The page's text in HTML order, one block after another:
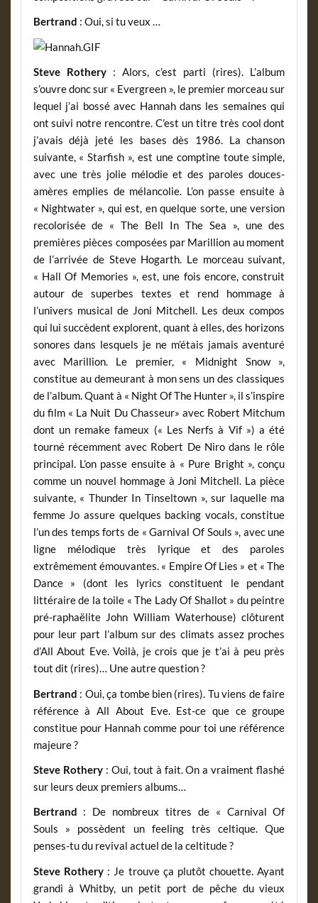
Bertrand : Oui, si tu veux …
Steve Rothery: Alors, c’est parti (rires). L’album
s’ouvre donc sur « Evergreen », le premier morceau sur
lequel j’ai bossé avec Hannah dans les semaines qui
ont suivi notre rencontre. C’est un titre très cool dont
j’avais déjà jeté les bases dès 1986. La chanson
suivante, « Starfish », est une comptine toute simple,
avec une très jolie mélodie et des paroles douces-
amères emplies de mélancolie. L’on passe ensuite à
« Nightwater », qui est, en quelque sorte, une version
recolorisée de « The Bell In The Sea », une des
premières pièces composées par Marillion au moment
de l’arrivée de Steve Hogarth. Le morceau suivant,
« Hall Of Memories », est, une fois encore, construit
autour de superbes textes et rend hommage à
l’univers musical de Joni Mitchell. Les deux compos
qui lui succèdent explorent, quant à elles, des horizons
sonores dans lesquels je ne m’étais jamais aventuré
avec Marillion. Le premier, « Midnight Snow »,
constitue au demeurant à mon sens un des classiques
de l’album. Quant à « Night Of The Hunter », il s’inspire
du film « La Nuit Du Chasseur» avec Robert Mitchum
dont un remake fameux (« Les Nerfs à Vif ») a été
tourné récemment avec Robert De Niro dans le rôle
principal. L’on passe ensuite à « Pure Bright », conçu
comme un nouvel hommage à Joni Mitchell. La pièce
suivante, « Thunder In Tinseltown », sur laquelle ma
femme Jo assure quelques backing vocals, constitue
l’un des temps forts de « Garnival Of Souls », avec une
ligne mélodique très lyrique et des paroles
extrêmement émouvantes. « Empire Of Lies » et « The
Dance » (dont les lyrics constituent le pendant
littéraire de la toile « The Lady Of Shallot » du peintre
pré-raphaëlite John William Waterhouse) clôturent
pour leur part l’album sur des climats assez proches
d’All About Eve. Voilà, je crois que je t’ai à peu près
tout dit (rires)… Une autre question ?
Bertrand : Oui, ça tombe bien (rires). Tu viens de faire
référence à All About Eve. Est-ce que ce groupe
constitue pour Hannah comme pour toi une référence
majeure ?
Steve Rothery: Oui, tout à fait. On a vraiment flashé
sur leurs deux premiers albums…
Bertrand : De nombreux titres de « Carnival Of
Souls » possèdent un feeling très celtique. Que
penses-tu du revival actuel de la celtitude ?
Steve Rothery: Je trouve ça plutôt chouette. Ayant
grandi à Whitby, un petit port de pêche du vieux